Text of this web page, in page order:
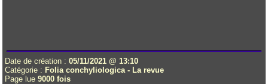
Date de création : 05/11/2021 @ 13:10
Catégorie : Folia conchyliologica - La revue
Page lue 9000 fois